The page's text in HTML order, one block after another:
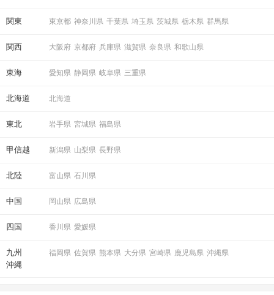
関東 東京都 神奈川県 千葉県 埼玉県 茨城県 栃木県 群馬県
関西 大阪府 京都府 兵庫県 滋賀県 奈良県 和歌山県
東海 愛知県 静岡県 岐阜県 三重県
北海道 北海道
東北 岩手県 宮城県 福島県
甲信越 新潟県 山梨県 長野県
北陸 富山県 石川県
中国 岡山県 広島県
四国 香川県 愛媛県
九州
沖縄
福岡県 佐賀県 熊本県 大分県 宮崎県 鹿児島県 沖縄県